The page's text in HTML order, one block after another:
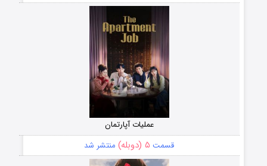
عملیات آپارتمان
قسمت ۵ (دوبله) منتشر شد